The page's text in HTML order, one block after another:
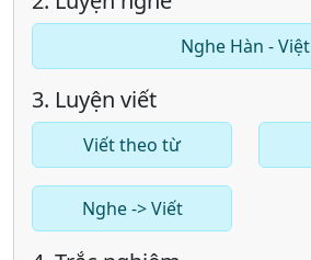
Nghe Hàn - Việt
3. Luyện viết
Viết theo từ
Nghe -> Viết